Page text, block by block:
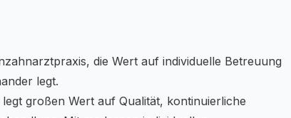
die Wert auf individuelle Betreuung
legt.
großen Wert auf Qualität, kontinuierliche